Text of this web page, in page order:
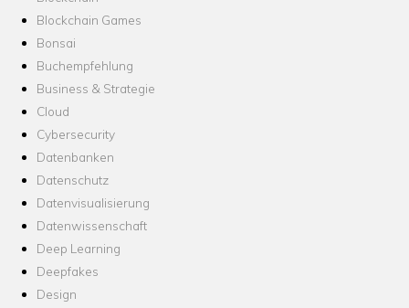
Blockchain Games
Bonsai
Buchempfehlung
Business & Strategie
Cloud
Cybersecurity
Datenbanken
Datenschutz
Datenvisualisierung
Datenwissenschaft
Deep Learning
Deepfakes
Design